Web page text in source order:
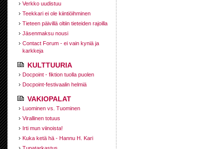
Verkko uudistuu
Teekkari ei ole kiintiöihminen
Tieteen päivillä oltiin tieteiden rajoilla
Jäsenmaksu nousi
Contact Forum - ei vain kyniä ja
karkkeja
KULTTUURIA
Docpoint - fiktion tuolla puolen
Docpoint-festivaalin helmiä
VAKIOPALAT
Luominen vs. Tuominen
Virallinen totuus
Irti mun viinoista!
Kuka ketä hä - Hannu H. Kari